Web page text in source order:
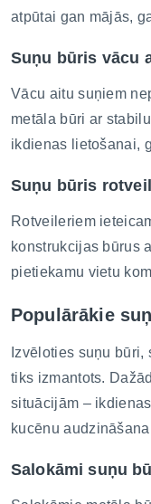
atpūtai gan mājās,
Suņu būris vācu
Vācu aitu suņiem
metāla būri ar
ikdienas lietošanai,
Suņu būris
Rotveileriem
konstrukcijas būrus
pietiekamu vietu
Populārākie
Izvēloties suņu
tiks izmantots.
situācijām –
kucēnu
Salokāmi suņu